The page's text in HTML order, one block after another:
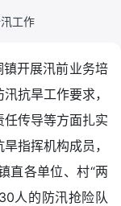
工作
开展汛前业务培
抗旱工作要求，
传导等方面扎实
指挥机构成员，
直各单位、村“两
人的防汛抢险队